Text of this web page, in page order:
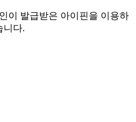
이 발급받은 아이핀을 이용하
니다.